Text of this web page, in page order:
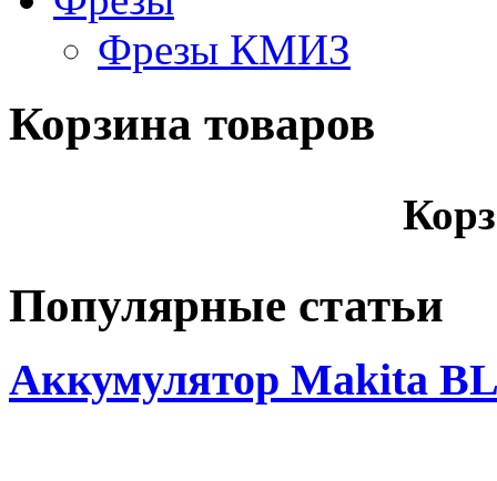
Фрезы КМИЗ
Корзина товаров
Популярные статьи
Аккумулятор Makita